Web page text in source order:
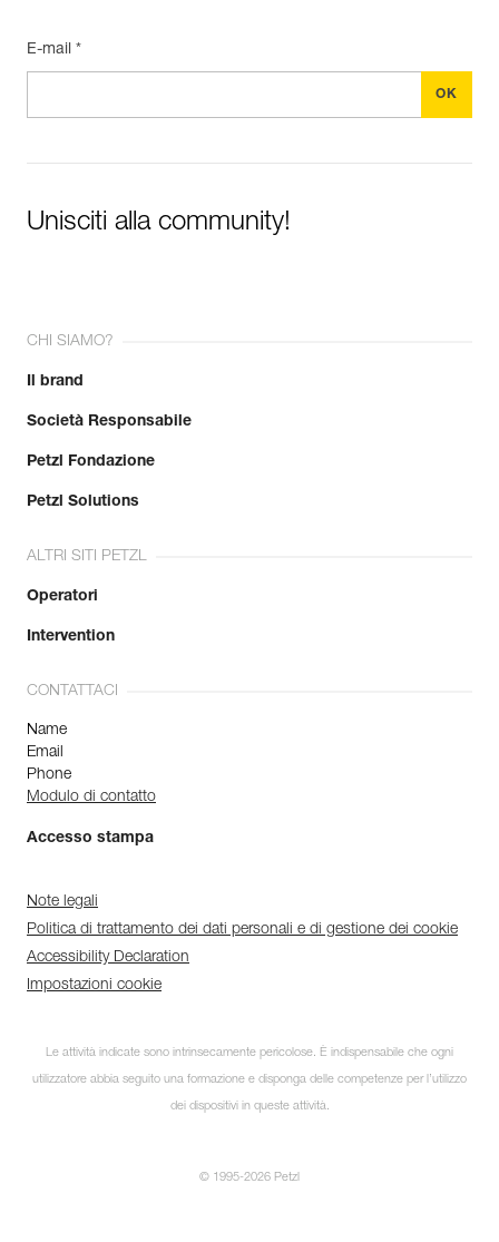
E-mail *
Unisciti alla community!
CHI SIAMO?
Il brand
Società Responsabile
Petzl Fondazione
Petzl Solutions
ALTRI SITI PETZL
Operatori
Intervention
CONTATTACI
Name
Email
Phone
Modulo di contatto
Accesso stampa
Note legali
Politica di trattamento dei dati personali e di gestione dei cookie
Accessibility Declaration
Impostazioni cookie
Le attività indicate sono intrinsecamente pericolose. È indispensabile che ogni
utilizzatore abbia seguito una formazione e disponga delle competenze per l’utilizzo
dei dispositivi in queste attività.
© 1995-2026 Petzl